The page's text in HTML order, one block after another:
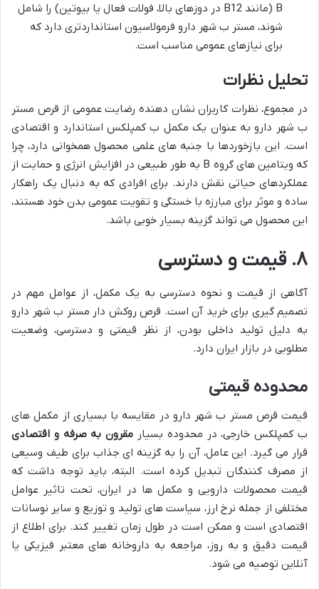
B (مانند B12 در دوزهای بالا، فولات فعال یا بیوتین) را شامل
شوند، مستر ب شهر دارو فرمولاسیون استانداردتری دارد که
برای نیازهای عمومی مناسب است.
تحلیل نظرات
در مجموع، نظرات کاربران نشان دهنده رضایت عمومی از قرص مستر
ب شهر دارو به عنوان یک مکمل ب کمپلکس استاندارد و اقتصادی
است. این بازخوردها با جنبه های علمی محصول همخوانی دارد، چرا
که ویتامین های گروه B به طور طبیعی در افزایش انرژی و حمایت از
عملکردهای حیاتی نقش دارند. برای افرادی که به دنبال یک راهکار
ساده و موثر برای مبارزه با خستگی و تقویت عمومی بدن خود هستند،
این محصول می تواند گزینه بسیار خوبی باشد.
۸. قیمت و دسترسی
آگاهی از قیمت و نحوه دسترسی به یک مکمل، از عوامل مهم در
تصمیم گیری برای خرید آن است. قرص روکش دار مستر ب شهر دارو
به دلیل تولید داخلی بودن، از نظر قیمتی و دسترسی، وضعیت
مطلوبی در بازار ایران دارد.
محدوده قیمتی
قیمت قرص مستر ب شهر دارو در مقایسه با بسیاری از مکمل های
ب کمپلکس خارجی، در محدوده بسیار مقرون به صرفه و اقتصادی
قرار می گیرد. این عامل، آن را به گزینه ای جذاب برای طیف وسیعی
از مصرف کنندگان تبدیل کرده است. البته، باید توجه داشت که
قیمت محصولات دارویی و مکمل ها در ایران، تحت تاثیر عوامل
مختلفی از جمله نرخ ارز، سیاست های تولید و توزیع و سایر نوسانات
اقتصادی است و ممکن است در طول زمان تغییر کند. برای اطلاع از
قیمت دقیق و به روز، مراجعه به داروخانه های معتبر فیزیکی یا
آنلاین توصیه می شود.